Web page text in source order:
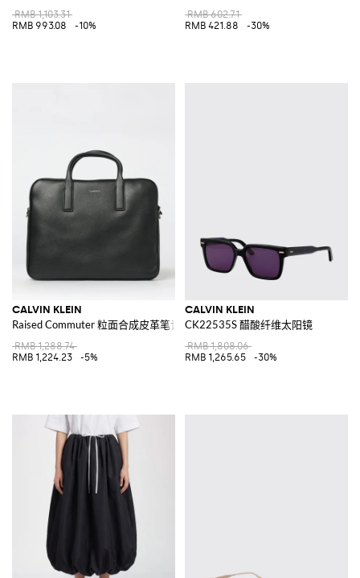
RMB 1,103.31
RMB 993.08
-10%
RMB 602.71
RMB 421.88
-30%
CALVIN KLEIN
Raised Commuter 粒面合成皮革笔记本电脑包
RMB 1,288.74
RMB 1,224.23
-5%
CALVIN KLEIN
CK22535S 醋酸纤维太阳镜
RMB 1,808.06
RMB 1,265.65
-30%